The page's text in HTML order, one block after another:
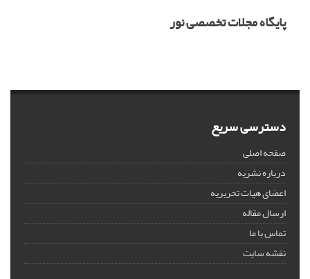
پایگاه مجلات تخصصی نور
دسترسی سریع
صفحه اصلی
درباره نشریه
اعضای هیات تحریریه
ارسال مقاله
تماس با ما
نقشه سایت